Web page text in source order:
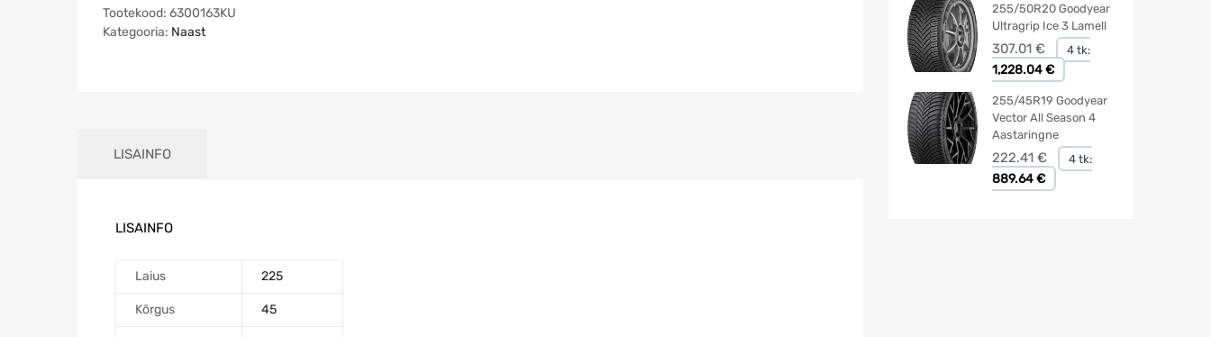
Tootekood: 6300163KU
Kategooria: Naast
LISAINFO
LISAINFO
Laius 225
Kõrgus 45
255/50R20 Goodyear
Ultragrip Ice 3 Lamell
307.01 € 4 tk:
1,228.04 €
255/45R19 Goodyear
Vector All Season 4
Aastaringne
222.41 € 4 tk:
889.64 €